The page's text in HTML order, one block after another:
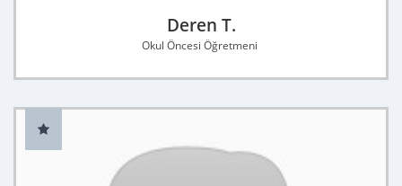
Deren T.
Okul Öncesi Öğretmeni